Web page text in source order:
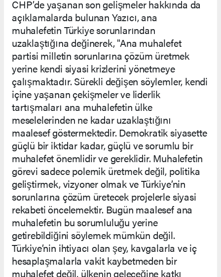
CHP’de yaşanan son gelişmeler hakkında da
açıklamalarda bulunan Yazıcı, ana
muhalefetin Türkiye sorunlarından
uzaklaştığına değinerek, "Ana muhalefet
partisi milletin sorunlarına çözüm üretmek
yerine kendi siyasi krizlerini yönetmeye
çalışmaktadır. Sürekli değişen söylemler, kendi
içine yaşanan çekişmeler ve liderlik
tartışmaları ana muhalefetin ülke
meselelerinden ne kadar uzaklaştığını
maalesef göstermektedir. Demokratik siyasette
güçlü bir iktidar kadar, güçlü ve sorumlu bir
muhalefet önemlidir ve gereklidir. Muhalefetin
görevi sadece polemik üretmek değil, politika
geliştirmek, vizyoner olmak ve Türkiye’nin
sorunlarına çözüm üretecek projelerle siyasi
rekabeti öncelemektir. Bugün maalesef ana
muhalefetin bu sorumluluğu yerine
getirebildiğini söylemek mümkün değil.
Türkiye’nin ihtiyacı olan şey, kavgalarla ve iç
hesaplaşmalarla vakit kaybetmeden bir
muhalefet değil, ülkenin geleceğine katkı